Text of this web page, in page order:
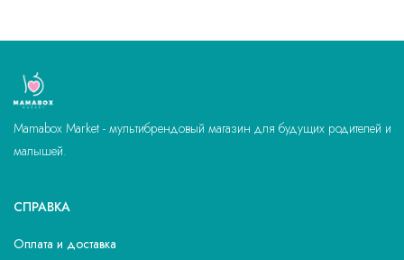
Mamabox Market - мультибрендовый магазин для будущих родителей и
малышей.
СПРАВКА
Оплата и доставка